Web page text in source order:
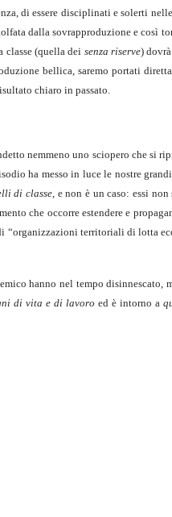
di essere disciplinati e solerti
dalla sovrapproduzione e così
classe (quella dei senza riserve)
bellica, saremo portati
chiaro in passato.
nemmeno uno sciopero che si
ha messo in luce le nostre
di classe , e non è un caso: essi
che occorre estendere e
“organizzazioni territoriali di lotta
hanno nel tempo disinnescato,
di vita e di lavoro ed è intorno a